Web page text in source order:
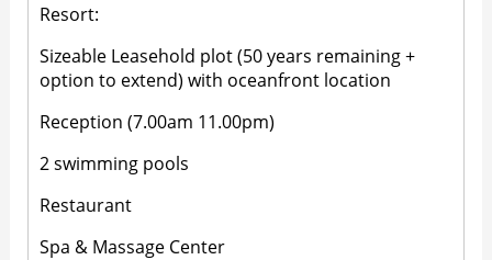
Resort:
Sizeable Leasehold plot (50 years remaining +
option to extend) with oceanfront location
Reception (7.00am 11.00pm)
2 swimming pools
Restaurant
Spa & Massage Center